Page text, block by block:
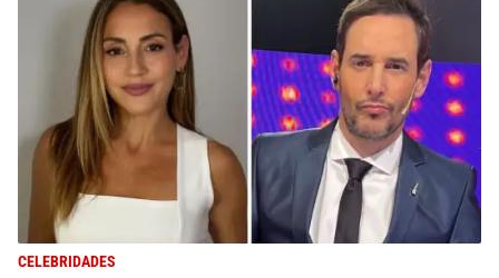
CELEBRIDADES